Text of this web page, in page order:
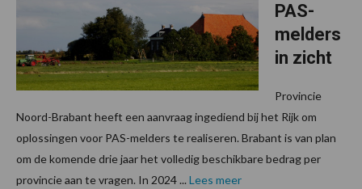
PAS-
melders
in zicht
Provincie
Noord-Brabant heeft een aanvraag ingediend bij het Rijk om
oplossingen voor PAS-melders te realiseren. Brabant is van plan
om de komende drie jaar het volledig beschikbare bedrag per
provincie aan te vragen. In 2024 ... Lees meer